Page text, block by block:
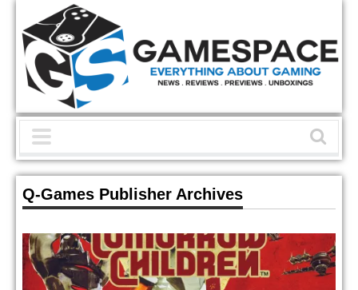
Q-Games Publisher Archives